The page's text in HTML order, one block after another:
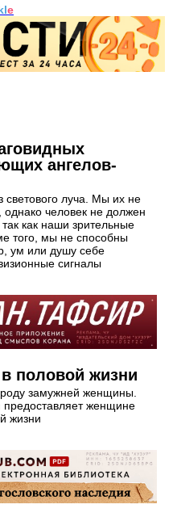
e
ангелов-
луча. Мы их не
однако человек не должен
как наши зрительные
того, мы не способны
ум или душу себе
сигналы
половой жизни
замужней женщины.
предоставляет женщине
жизни